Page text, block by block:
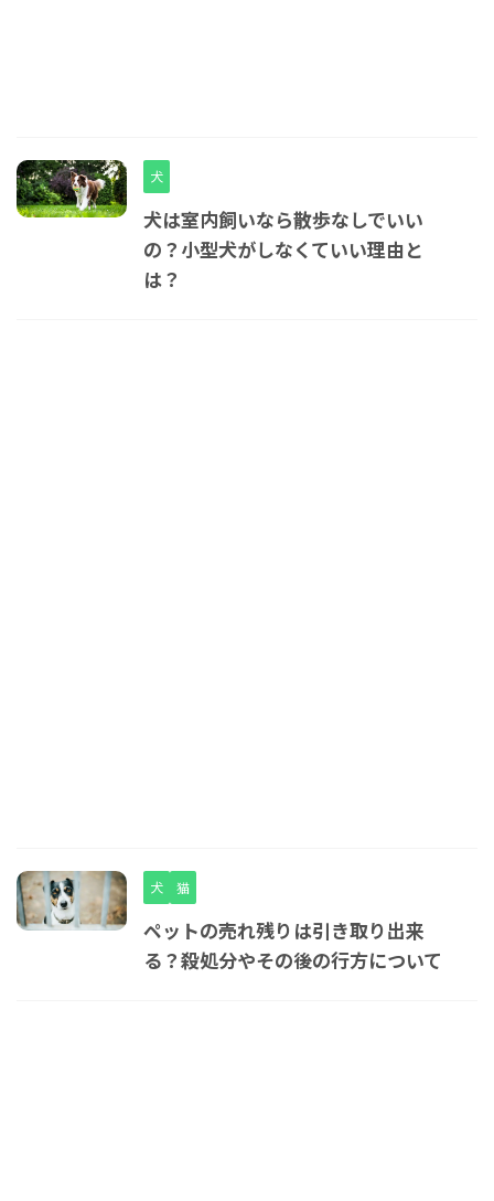
犬
犬は室内飼いなら散歩なしでいい
の？小型犬がしなくていい理由と
は？
犬 猫
ペットの売れ残りは引き取り出来
る？殺処分やその後の行方について